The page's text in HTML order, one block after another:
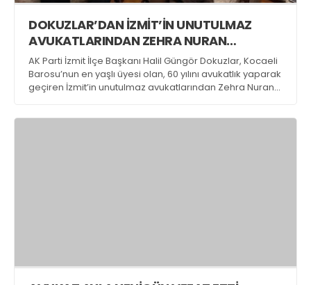
DOKUZLAR’DAN İZMİT’İN UNUTULMAZ
AVUKATLARINDAN ZEHRA NURAN
KORTEL’E ZİYARET
AK Parti İzmit İlçe Başkanı Halil Güngör Dokuzlar, Kocaeli
Barosu’nun en yaşlı üyesi olan, 60 yılını avukatlık yaparak
geçiren İzmit’in unutulmaz avukatlarından Zehra Nuran